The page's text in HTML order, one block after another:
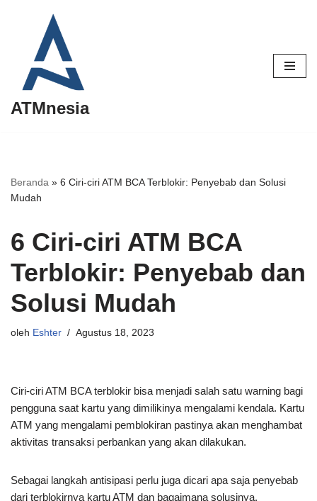
Lompat
konten
ATMnesia
Beranda » 6 Ciri-ciri ATM BCA Terblokir: Penyebab dan Solusi
Mudah
6 Ciri-ciri ATM BCA
Terblokir: Penyebab dan
Solusi Mudah
oleh Eshter Agustus 18, 2023
Ciri-ciri ATM BCA terblokir bisa menjadi salah satu warning bagi
pengguna saat kartu yang dimilikinya mengalami kendala. Kartu
ATM yang mengalami pemblokiran pastinya akan menghambat
aktivitas transaksi perbankan yang akan dilakukan.
Sebagai langkah antisipasi perlu juga dicari apa saja penyebab
dari terblokirnya kartu ATM dan bagaimana solusinya.